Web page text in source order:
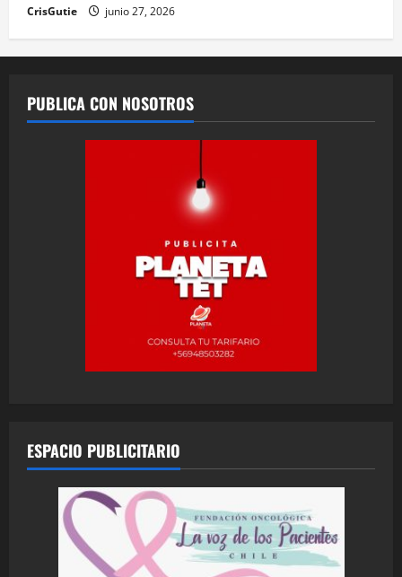
CrisGutie junio 27, 2026
PUBLICA CON NOSOTROS
ESPACIO PUBLICITARIO